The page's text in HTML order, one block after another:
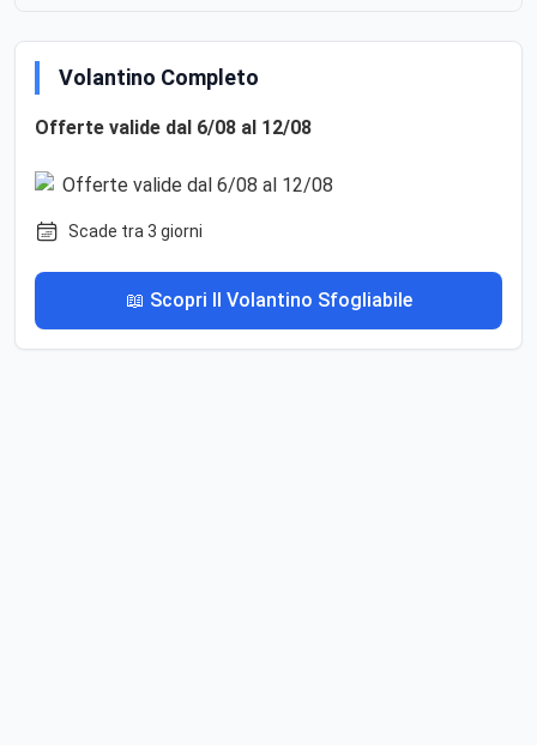
Volantino Completo
Offerte valide dal 6/08 al 12/08
Scade tra 3 giorni
📖 Scopri Il Volantino Sfogliabile